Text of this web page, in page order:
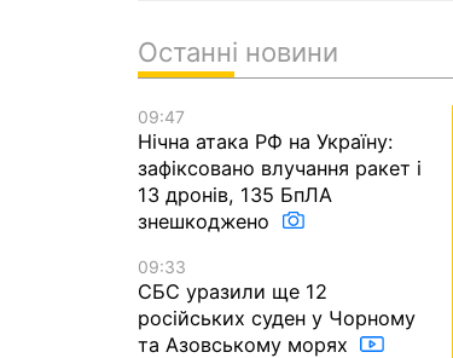
Останні новини
09:47
Нічна атака РФ на Україну:
зафіксовано влучання ракет і
13 дронів, 135 БпЛА
знешкоджено
09:33
СБС уразили ще 12
російських суден у Чорному
та Азовському морях